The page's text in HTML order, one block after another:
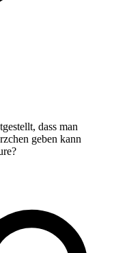
dass man
geben kann